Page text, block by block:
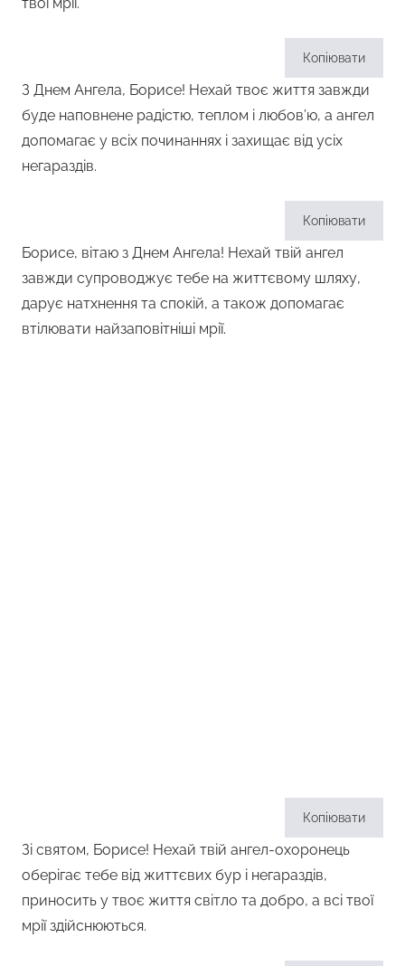
твої мрії.
Копіювати
З Днем Ангела, Борисе! Нехай твоє життя завжди
буде наповнене радістю, теплом і любов’ю, а ангел
допомагає у всіх починаннях і захищає від усіх
негараздів.
Копіювати
Борисе, вітаю з Днем Ангела! Нехай твій ангел
завжди супроводжує тебе на життєвому шляху,
дарує натхнення та спокій, а також допомагає
втілювати найзаповітніші мрії.
Копіювати
Зі святом, Борисе! Нехай твій ангел-охоронець
оберігає тебе від життєвих бур і негараздів,
приносить у твоє життя світло та добро, а всі твої
мрії здійснюються.